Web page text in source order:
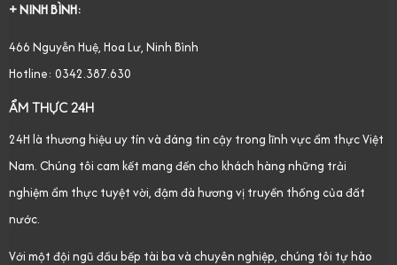
+ NINH BÌNH:
466 Nguyễn Huệ, Hoa Lư, Ninh Bình
Hotline: 0342.387.630
ẨM THỰC 24H
24H là thương hiệu uy tín và đáng tin cậy trong lĩnh vực ẩm thực Việt
Nam. Chúng tôi cam kết mang đến cho khách hàng những trải
nghiệm ẩm thực tuyệt vời, đậm đà hương vị truyền thống của đất
nước.
Với một đội ngũ đầu bếp tài ba và chuyên nghiệp, chúng tôi tự hào